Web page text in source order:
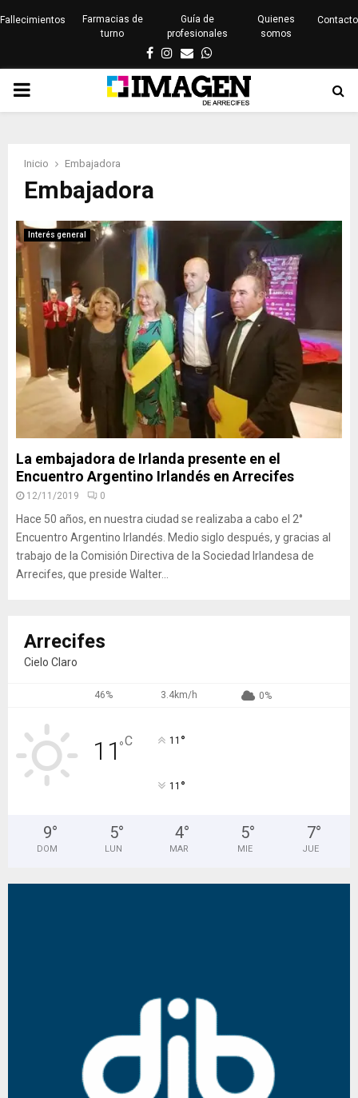
Fallecimientos
Farmacias de
turno
Guía de
profesionales
Quienes
somos
Contacto
Facebook
Instagram
EmailWhatsapp
PRIMARY
Inicio Embajadora
Embajadora
Interés general
La embajadora de Irlanda presente en el
Encuentro Argentino Irlandés en Arrecifes
12/11/2019 0
Hace 50 años, en nuestra ciudad se realizaba a cabo el 2°
Encuentro Argentino Irlandés. Medio siglo después, y gracias al
trabajo de la Comisión Directiva de la Sociedad Irlandesa de
Arrecifes, que preside Walter...
Arrecifes
Cielo Claro
46% 3.4km/h 0%
11°C 11 °
11 °
9°
DOM
5°
LUN
4°
MAR
5°
MIE
7°
JUE